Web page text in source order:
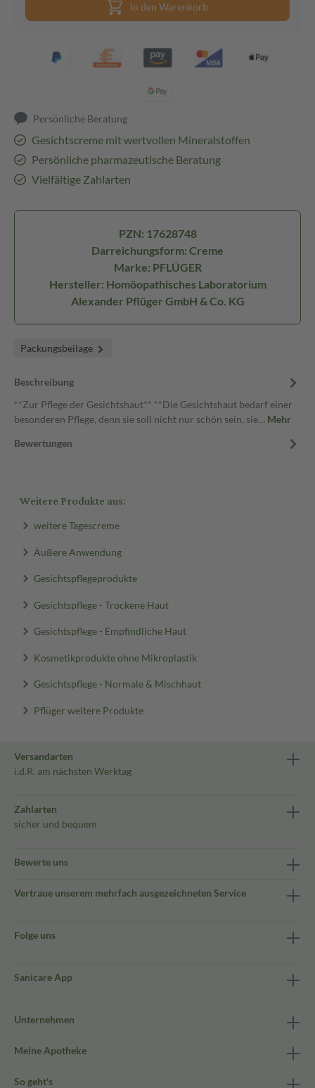
In den Warenkorb
Persönliche Beratung
Gesichtscreme mit wertvollen Mineralstoffen
Persönliche pharmazeutische Beratung
Vielfältige Zahlarten
PZN: 17628748
Darreichungsform: Creme
Marke: PFLÜGER
Hersteller: Homöopathisches Laboratorium
Alexander Pflüger GmbH & Co. KG
Packungsbeilage
Beschreibung
**Zur Pflege der Gesichtshaut** **Die Gesichtshaut bedarf einer
besonderen Pflege, denn sie soll nicht nur schön sein, sie… Mehr
Bewertungen
Weitere Produkte aus:
weitere Tagescreme
Äußere Anwendung
Gesichtspflegeprodukte
Gesichtspflege - Trockene Haut
Gesichtspflege - Empfindliche Haut
Kosmetikprodukte ohne Mikroplastik
Gesichtspflege - Normale & Mischhaut
Pflüger weitere Produkte
Versandarten
i.d.R. am nächsten Werktag
Zahlarten
sicher und bequem
Bewerte uns
Vertraue unserem mehrfach ausgezeichneten Service
Folge uns
Sanicare App
Unternehmen
Meine Apotheke
So geht's